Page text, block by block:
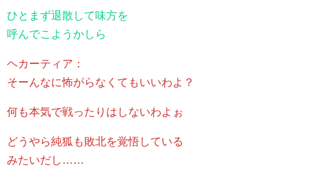
ひとまず退散して味方を
呼んでこようかしら
ヘカーティア：
そーんなに怖がらなくてもいいわよ？
何も本気で戦ったりはしないわよぉ
どうやら純狐も敗北を覚悟している
みたいだし……